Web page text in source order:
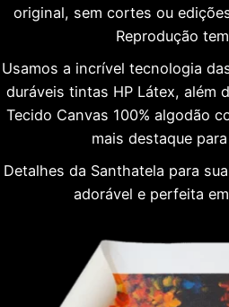
original, sem cortes ou
Reprodução
Usamos a incrível tecnologia
duráveis tintas HP Látex, além
Tecido Canvas 100% algodão
mais destaque
Detalhes da Santhatela para
adorável e perfeita